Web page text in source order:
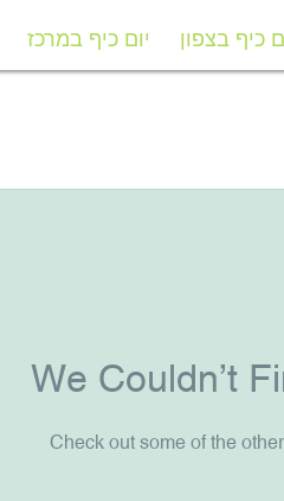
כיף בצפון יום כיף במרכז
We Couldn’t
Check out some of the